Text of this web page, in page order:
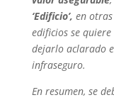
‘Edificio’, en
edificios se
dejarlo aclarado
infraseguro.
En resumen, se